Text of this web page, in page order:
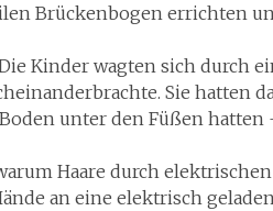
Brückenbogen errichten
Kinder wagten sich durch
Sie hatten
unter den Füßen hatten
Haare durch elektrischen
an eine elektrisch